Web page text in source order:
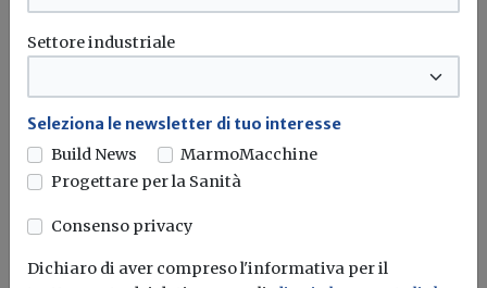
Il governo ha allo studio l'introduzione di un nuovo
bonus elettrodomestici, che...Leggi
Potrebbe interessarti
Tecnologie innovative
Intelligenza artificiale e fotovoltaico:
una nuova piattaforma rende gli
manutenzione
Settore industriale
Seleziona le newsletter di tuo interesse
Build News
MarmoMacchine
Progettare per la Sanità
Consenso privacy
Dichiaro di aver compreso l'informativa per il